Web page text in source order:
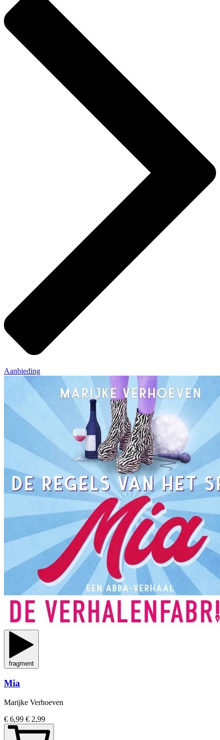
Aanbieding
fragment
Mia
Marijke Verhoeven
€ 6,99 € 2,99